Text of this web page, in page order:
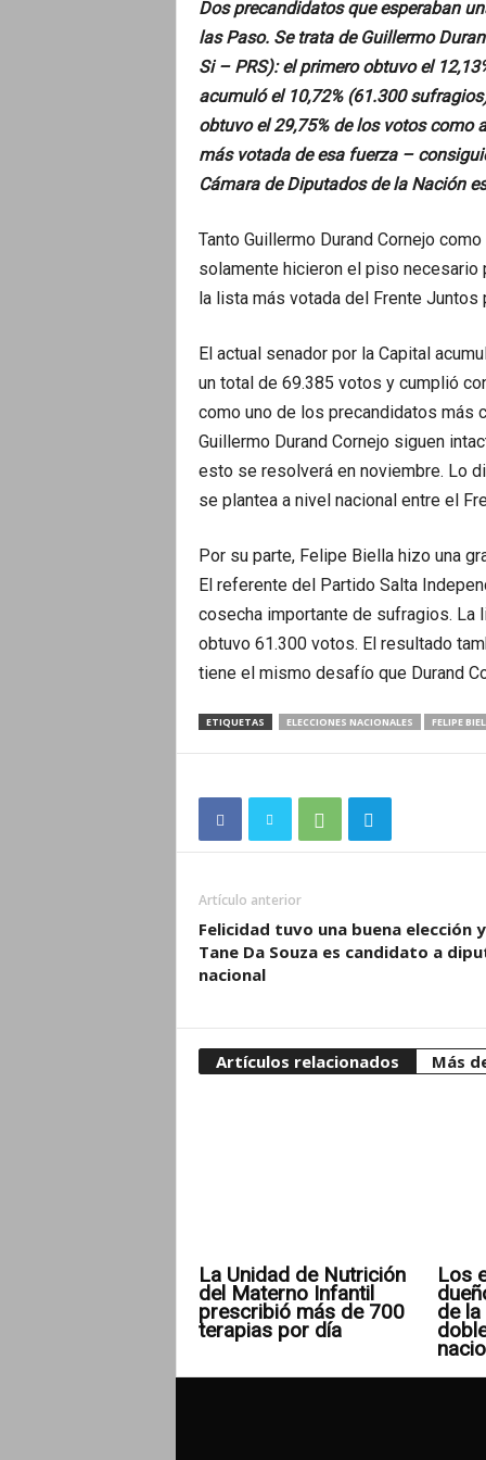
Dos precandidatos que esperaban
las Paso. Se trata de Guillermo
Si – PRS): el primero obtuvo el
acumuló el 10,72% (61.300
obtuvo el 29,75% de los votos como
más votada de esa fuerza –
Cámara de Diputados de la Nación
Tanto Guillermo Durand Cornejo
solamente hicieron el piso necesario
la lista más votada del Frente Juntos
El actual senador por la Capital
un total de 69.385 votos y cumplió
como uno de los precandidatos más
Guillermo Durand Cornejo siguen
esto se resolverá en noviembre. Lo
se plantea a nivel nacional entre el
Por su parte, Felipe Biella hizo una
El referente del Partido Salta
cosecha importante de sufragios. La
obtuvo 61.300 votos. El resultado
tiene el mismo desafío que Durand
ETIQUETAS ELECCIONES NACIONALES FELIPE
Artículo anterior
Felicidad tuvo una buena elección y
Tane Da Souza es candidato a
nacional
Artículos relacionados Más
La Unidad de Nutrición
del Materno Infantil
prescribió más de 700
terapias por día
Los
de